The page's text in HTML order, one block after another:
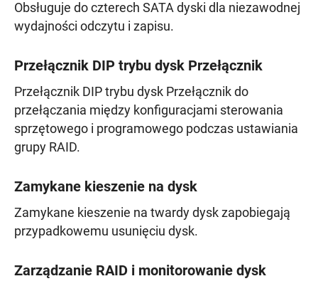
Obsługuje do czterech SATA dyski dla niezawodnej
wydajności odczytu i zapisu.
Przełącznik DIP trybu dysk Przełącznik
Przełącznik DIP trybu dysk Przełącznik do
przełączania między konfiguracjami sterowania
sprzętowego i programowego podczas ustawiania
grupy RAID.
Zamykane kieszenie na dysk
Zamykane kieszenie na twardy dysk zapobiegają
przypadkowemu usunięciu dysk.
Zarządzanie RAID i monitorowanie dysk